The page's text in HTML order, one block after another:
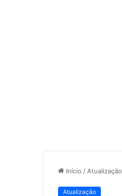
Início / Atualização
Atualização